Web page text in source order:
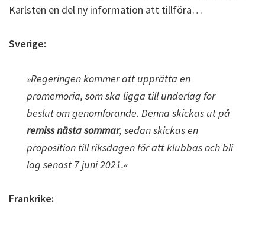
Karlsten en del ny information att tillföra…
Sverige:
»Regeringen kommer att upprätta en
promemoria, som ska ligga till underlag för
beslut om genomförande. Denna skickas ut på
remiss nästa sommar, sedan skickas en
proposition till riksdagen för att klubbas och bli
lag senast 7 juni 2021.«
Frankrike: